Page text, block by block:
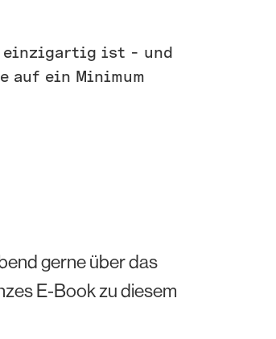
einzigartig ist – und
auf ein Minimum
gerne über das
E-Book zu diesem